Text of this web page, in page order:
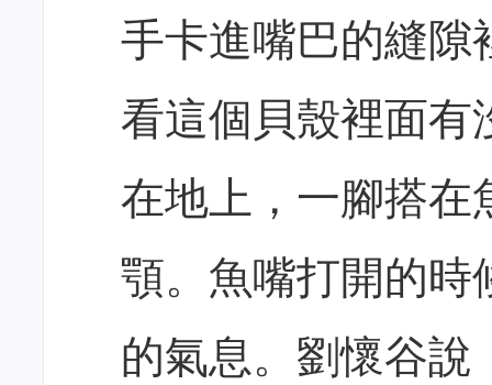
手卡進嘴巴的縫隙
看這個貝殼裡面有
在地上，一腳搭在
顎。魚嘴打開的時
的氣息。劉懷谷說